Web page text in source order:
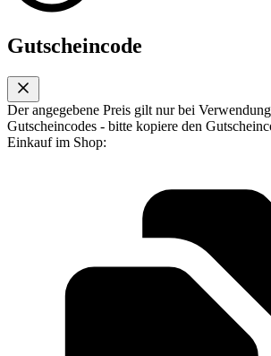
Gutscheincode
Der angegebene Preis gilt nur bei
Gutscheincodes - bitte kopiere den
Einkauf im Shop: